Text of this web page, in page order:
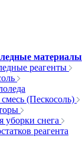
материалы
реагенты
(Пескосоль)
уборки снега
реагента